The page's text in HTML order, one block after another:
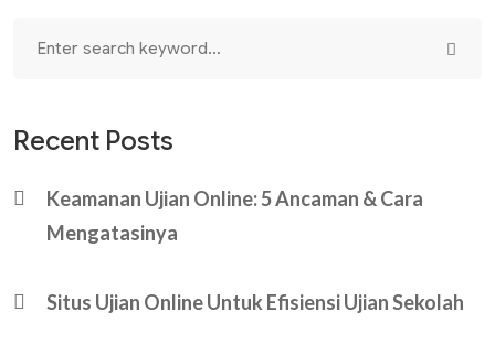
Recent Posts
Keamanan Ujian Online: 5 Ancaman & Cara
Mengatasinya
Situs Ujian Online Untuk Efisiensi Ujian Sekolah